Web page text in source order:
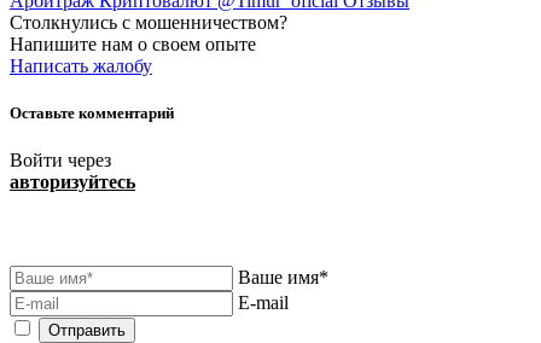
Столкнулись с мошенничеством?
Напишите нам о своем опыте
Написать жалобу
Оставьте комментарий
Войти через
авторизуйтесь
Ваше имя*
E-mail